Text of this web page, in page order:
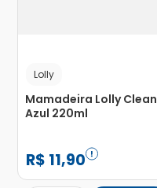
Lolly
Mamadeira Lolly Clean
Azul 220ml
R$ 11,90